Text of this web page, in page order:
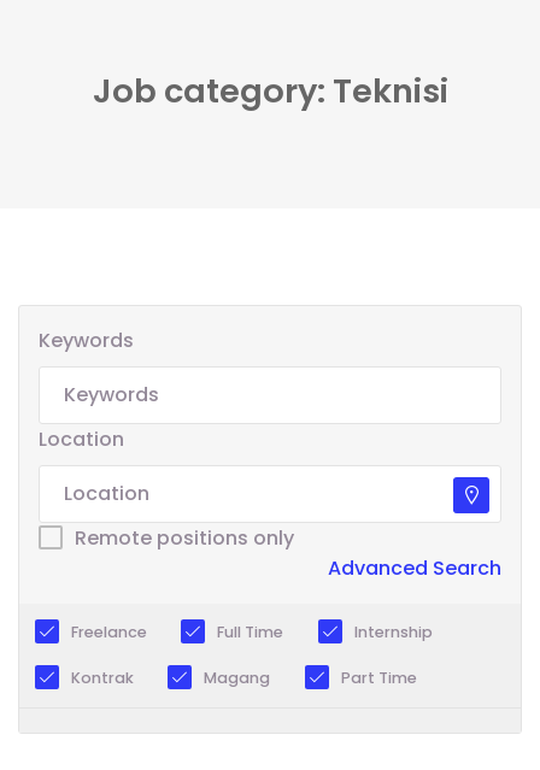
Job category: Teknisi
Keywords
Location
Remote positions only
Advanced Search
Freelance Full Time Internship
Kontrak Magang Part Time